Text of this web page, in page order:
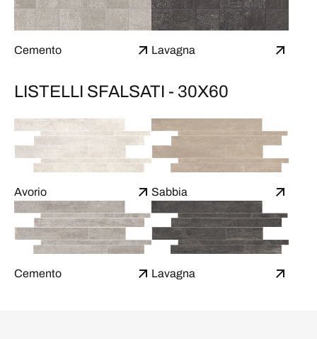
Cemento Lavagna
LISTELLI SFALSATI - 30X60
Avorio Sabbia
Cemento Lavagna